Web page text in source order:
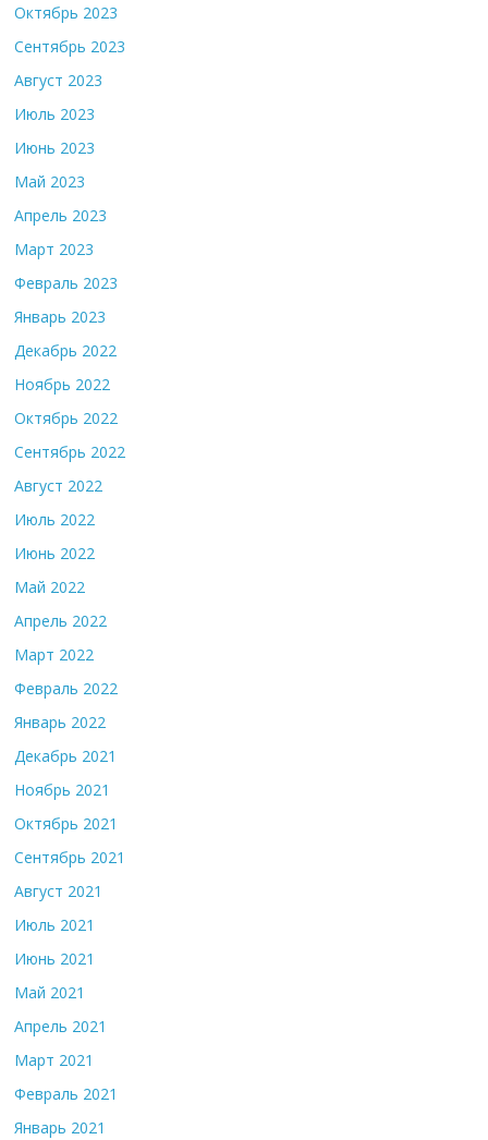
Октябрь 2023
Сентябрь 2023
Август 2023
Июль 2023
Июнь 2023
Май 2023
Апрель 2023
Март 2023
Февраль 2023
Январь 2023
Декабрь 2022
Ноябрь 2022
Октябрь 2022
Сентябрь 2022
Август 2022
Июль 2022
Июнь 2022
Май 2022
Апрель 2022
Март 2022
Февраль 2022
Январь 2022
Декабрь 2021
Ноябрь 2021
Октябрь 2021
Сентябрь 2021
Август 2021
Июль 2021
Июнь 2021
Май 2021
Апрель 2021
Март 2021
Февраль 2021
Январь 2021